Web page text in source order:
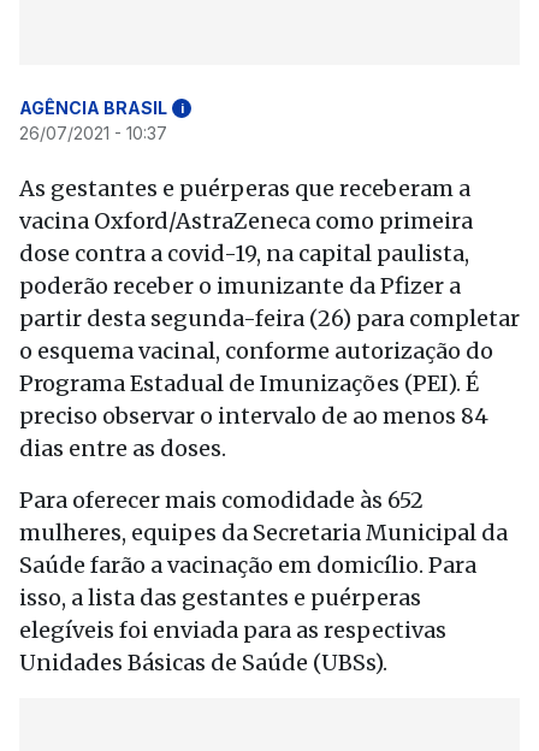
AGÊNCIA BRASIL i
26/07/2021 - 10:37
As gestantes e puérperas que receberam a
vacina Oxford/AstraZeneca como primeira
dose contra a covid-19, na capital paulista,
poderão receber o imunizante da Pfizer a
partir desta segunda-feira (26) para completar
o esquema vacinal, conforme autorização do
Programa Estadual de Imunizações (PEI). É
preciso observar o intervalo de ao menos 84
dias entre as doses.
Para oferecer mais comodidade às 652
mulheres, equipes da Secretaria Municipal da
Saúde farão a vacinação em domicílio. Para
isso, a lista das gestantes e puérperas
elegíveis foi enviada para as respectivas
Unidades Básicas de Saúde (UBSs).